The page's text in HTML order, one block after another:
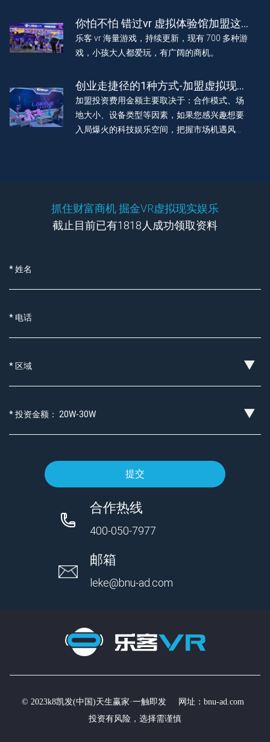
趣沉浸体验。助力加盟 vr 体验馆门店实现持续
长效盈利。
你怕不怕 错过vr 虚拟体验馆加盟这
波热潮
乐客 vr 海量游戏，持续更新，现有 700 多种游
戏，小孩大人都爱玩，有广阔的商机。
创业走捷径的1种方式-加盟虚拟现实
vr 体验店
加盟投资费用金额主要取决于：合作模式、场
地大小、设备类型等因素，如果您感兴趣想要
入局爆火的科技娱乐空间，把握市场机遇风
抓住财富商机 掘金VR虚拟现实娱乐
截止目前已有1818人成功领取资料
提交
合作热线
400-050-7977
邮箱
leke@bnu-ad.com
© 2023k8凯发(中国)天生赢家·一触即发 网址： bnu-ad.com
投资有风险，选择需谨慎